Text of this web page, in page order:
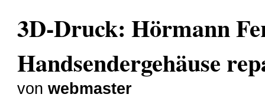
3D-Druck: Hörmann
Handsendergehäuse
vonwebmaster